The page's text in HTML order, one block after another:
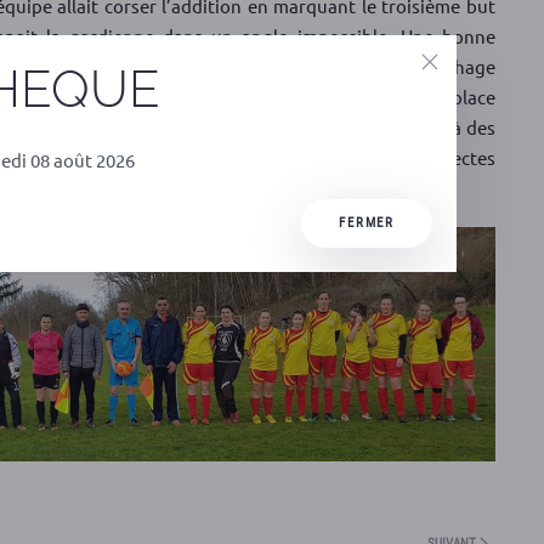
allait corser l’addition en marquant le troisième but
la gardienne dans un angle impossible. Une bonne
de la gardienne adverse. L’USFV se classe à la 3
place
se tient en 6 points. Nos filles vont devoir faire face à des
week-ends en affrontant des prétendantes directes
08 août 2026
FERMER